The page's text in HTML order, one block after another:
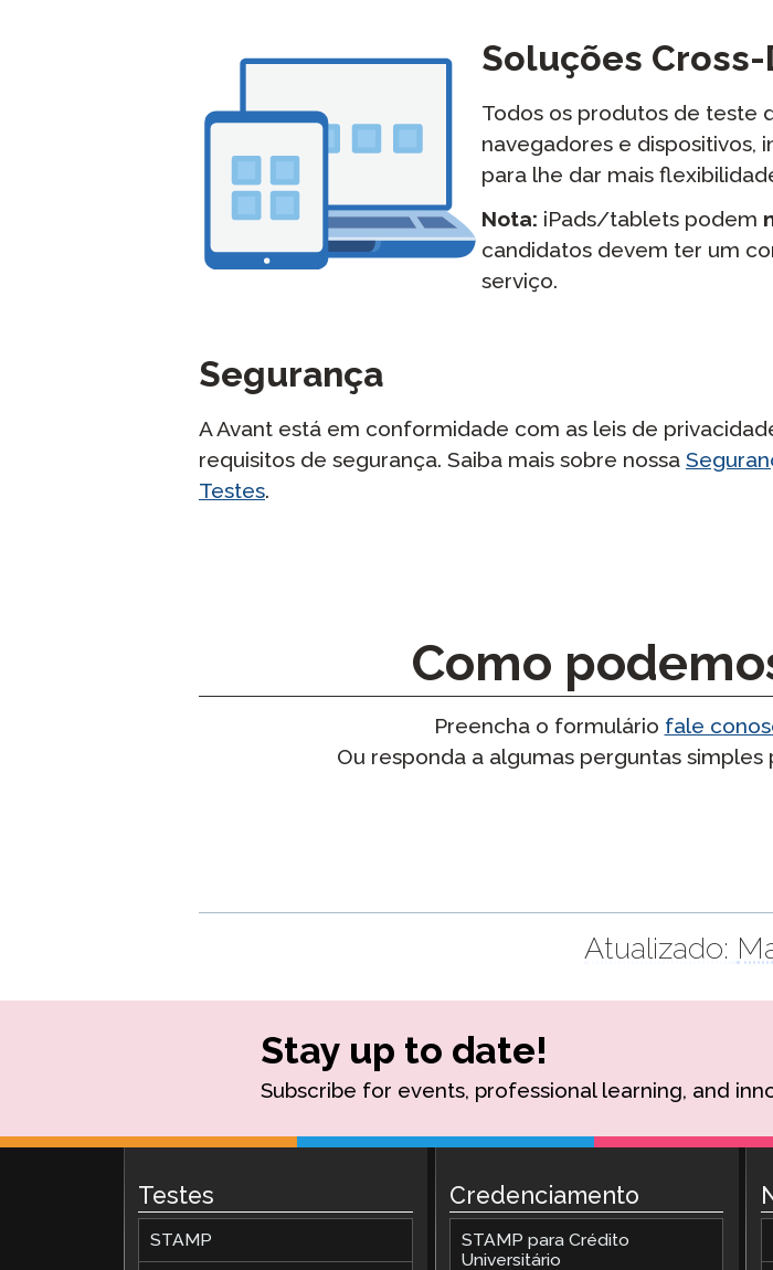
Soluções
Todos os produtos de teste
navegadores e dispositivos,
para lhe dar mais
Nota: iPads/tablets podem
candidatos devem ter um
serviço.
Segurança
A Avant está em conformidade com as leis de
requisitos de segurança. Saiba mais sobre nossa
Testes.
Como
Preencha o formulário fale
Ou responda a algumas perguntas simples
Atualizado:
Stay up to date!
Subscribe for events, professional learning, and
Testes
STAMP
Credenciamento
STAMP para Crédito
Universitário